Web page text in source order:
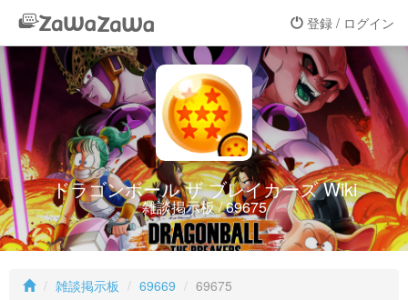
登録 / ログイン
ドラゴンボール ザ ブレイカーズ Wiki
雑談掲示板 / 69675
雑談掲示板 69669 69675